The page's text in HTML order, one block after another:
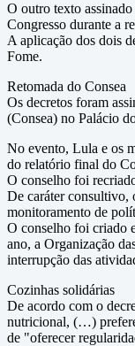
O outro texto
Congresso durante a
A aplicação dos dois
Fome.
Retomada do Consea
Os decretos foram
(Consea) no Palácio
No evento, Lula e os
do relatório final do
O conselho foi
De caráter consultivo,
monitoramento de
O conselho foi criado
ano, a Organização
interrupção das
Cozinhas solidárias
De acordo com o
nutricional, (…)
de "oferecer